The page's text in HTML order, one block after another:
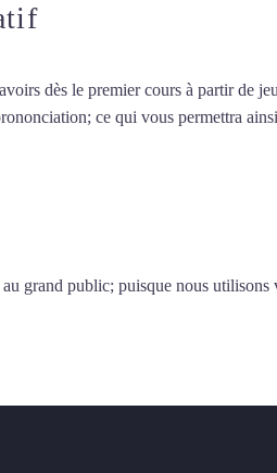
dès le premier cours à partir de
ce qui vous permettra
grand public; puisque nous